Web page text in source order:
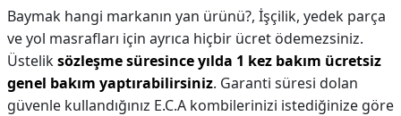
Baymak hangi markanın yan ürünü?, İşçilik, yedek parça
ve yol masrafları için ayrıca hiçbir ücret ödemezsiniz.
Üsteliksözleşme süresince yılda 1 kez bakım ücretsiz
genel bakım yaptırabilirsiniz. Garanti süresi dolan
güvenle kullandığınız E.C.A kombilerinizi istediğinize göre